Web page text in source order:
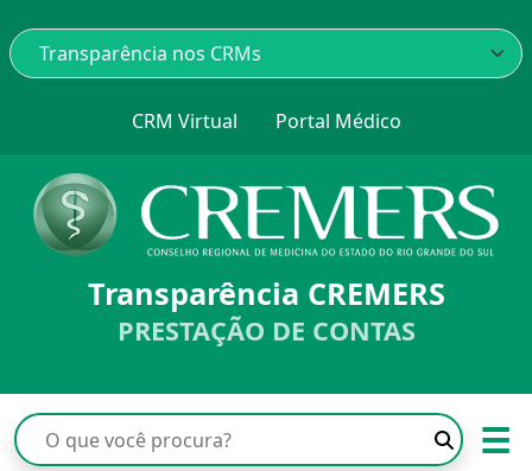
CRM Virtual Portal Médico
Transparência CREMERS
PRESTAÇÃO DE CONTAS
☰